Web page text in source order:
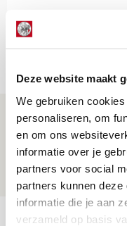
Deze website maakt
We gebruiken
personaliseren, om
en om ons
informatie over je
partners voor social
partners kunnen
informatie die je aan
verzameld op basis
Drie dingen
Ajax -
06 AUGUSTUS 2026 - 09:33
NIEUWS
Ter Stegen